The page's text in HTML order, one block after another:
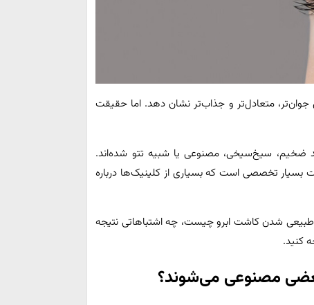
متعادل‌تر و جذاب‌تر نشان دهد. اما حقیقت
ضخیم، سیخ‌سیخی، مصنوعی یا شبیه تتو شده‌اند.
تخصصی است که بسیاری از کلینیک‌ها درباره
طبیعی شدن کاشت ابرو چیست، چه اشتباهاتی نتیجه
کنید.
مصنوعی می‌شوند؟